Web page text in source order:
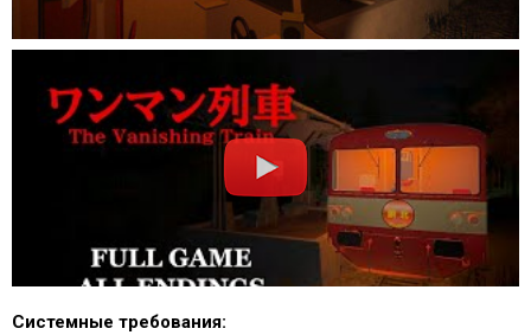
Системные требования: